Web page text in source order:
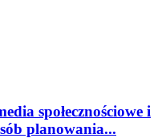
społecznościowe i
planowania...